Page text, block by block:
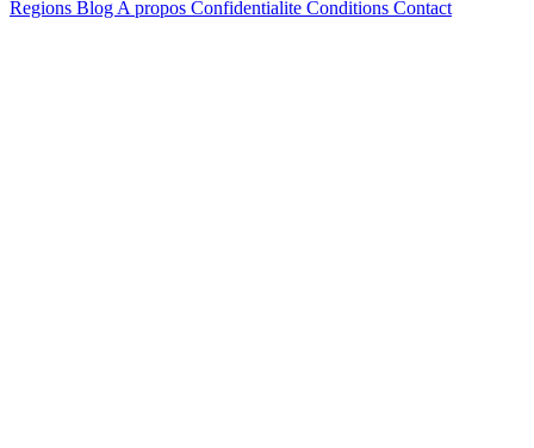
Regions Blog A propos Confidentialite Conditions Contact